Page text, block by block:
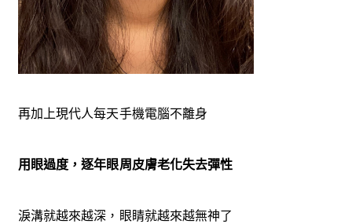
再加上現代人每天手機電腦不離身
用眼過度，逐年眼周皮膚老化失去彈性
淚溝就越來越深，眼睛就越來越無神了